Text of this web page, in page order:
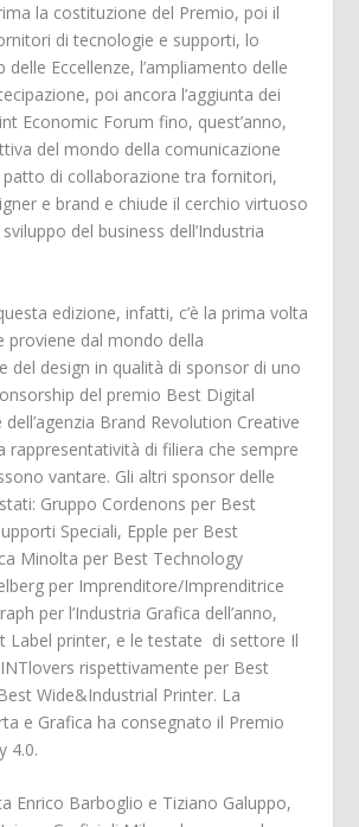
la costituzione del Premio, poi il
di tecnologie e supporti, lo
delle Eccellenze, l’ampliamento delle
poi ancora l’aggiunta dei
Economic Forum fino, quest’anno,
del mondo della comunicazione
patto di collaborazione tra fornitori,
e brand e chiude il cerchio virtuoso
del business dell’Industria
edizione, infatti, c’è la prima volta
proviene dal mondo della
del design in qualità di sponsor di uno
del premio Best Digital
Brand Revolution Creative
rappresentatività di filiera che sempre
vantare. Gli altri sponsor delle
Gruppo Cordenons per Best
Speciali, Epple per Best
Minolta per Best Technology
per Imprenditore/Imprenditrice
per l’Industria Grafica dell’anno,
Label printer, e le testate di settore Il
rispettivamente per Best
Wide&Industrial Printer. La
e Grafica ha consegnato il Premio
4.0.
Enrico Barboglio e Tiziano Galuppo,